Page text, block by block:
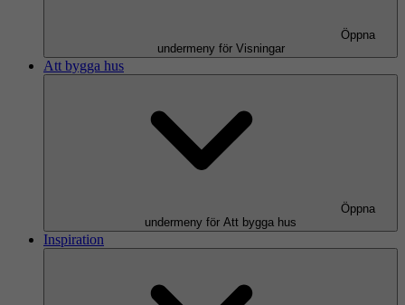
Öppna
undermeny för Visningar
Att bygga hus
Öppna
undermeny för Att bygga hus
Inspiration